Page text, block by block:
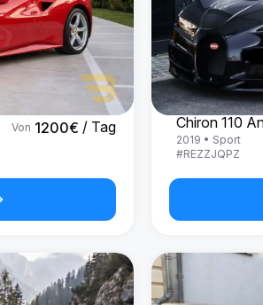
Von 1200€ / Tag
Bugatti
Chiron 110
2019 • Sport
#REZZJQPZ